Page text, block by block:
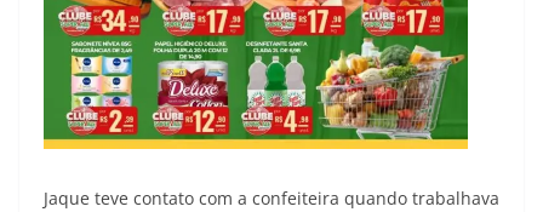
Jaque teve contato com a confeiteira quando trabalhava